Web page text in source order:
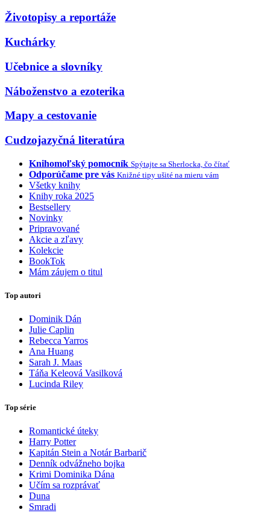
Životopisy a reportáže
Kuchárky
Učebnice a slovníky
Náboženstvo a ezoterika
Mapy a cestovanie
Cudzojazyčná literatúra
Knihomoľský pomocník Spýtajte sa Sherlocka, čo čítať
Odporúčame pre vás Knižné tipy ušité na mieru vám
Všetky knihy
Knihy roka 2025
Bestsellery
Novinky
Pripravované
Akcie a zľavy
Kolekcie
BookTok
Mám záujem o titul
Top autori
Dominik Dán
Julie Caplin
Rebecca Yarros
Ana Huang
Sarah J. Maas
Táňa Keleová Vasilková
Lucinda Riley
Top série
Romantické úteky
Harry Potter
Kapitán Stein a Notár Barbarič
Denník odvážneho bojka
Krimi Dominika Dána
Učím sa rozprávať
Duna
Smradi